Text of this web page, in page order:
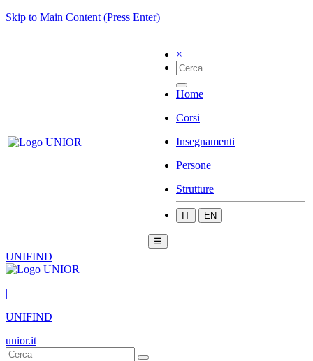
Skip to Main Content (Press Enter)
×
Home
Corsi
Insegnamenti
Persone
Strutture
IT EN
☰
UNIFIND
|
UNIFIND
unior.it